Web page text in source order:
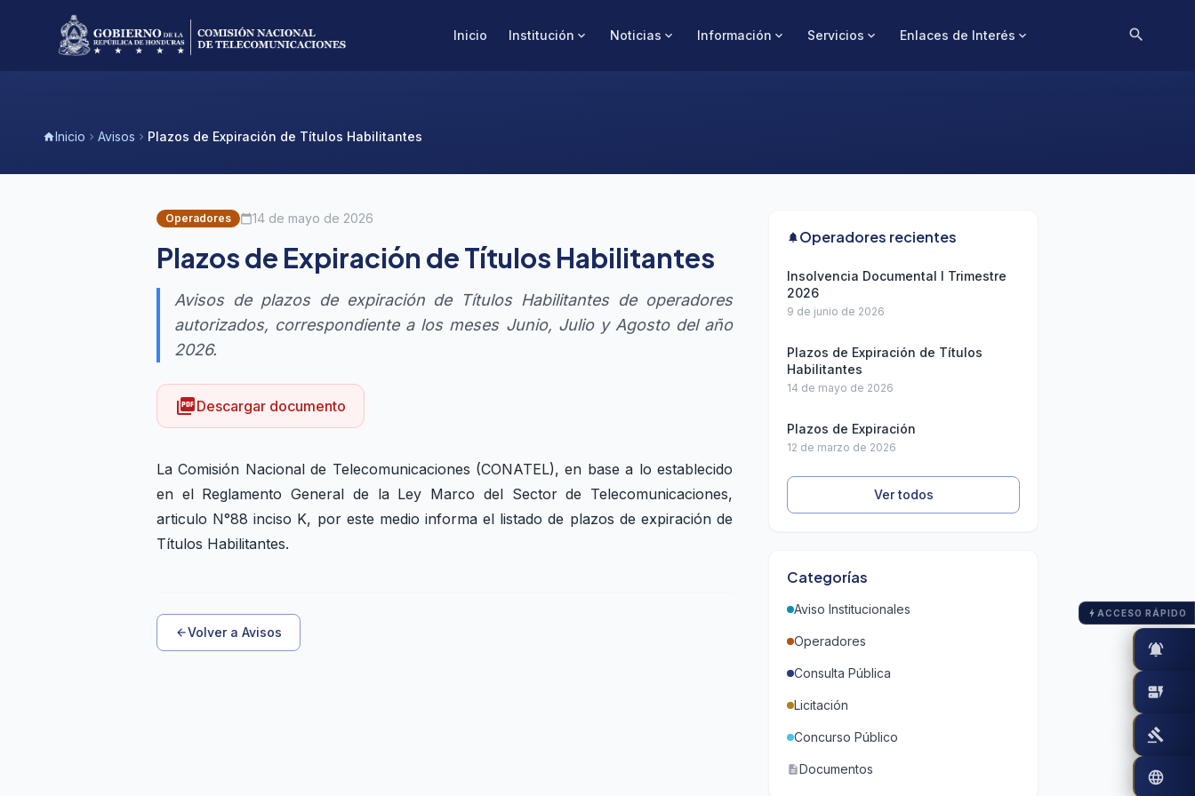
Inicio Institución expand_more Noticias expand_more Información expand_more Servicios expand_more Enlaces de Interés expand_more search
homeInicio chevron_right Avisos chevron_right Plazos de Expiración de Títulos Habilitantes
Operadores calendar_today14 de mayo de 2026
Plazos de Expiración de Títulos Habilitantes
Avisos de plazos de expiración de Títulos Habilitantes de operadores
autorizados, correspondiente a los meses Junio, Julio y Agosto del año
2026.
picture_as_pdfDescargar documento
La Comisión Nacional de Telecomunicaciones (CONATEL), en base a lo establecido
en el Reglamento General de la Ley Marco del Sector de Telecomunicaciones,
articulo N°88 inciso K, por este medio informa el listado de plazos de expiración de
Títulos Habilitantes.
arrow_backVolver a Avisos
notifications Operadores recientes
Insolvencia Documental I Trimestre
2026
9 de junio de 2026
Plazos de Expiración de Títulos
Habilitantes
14 de mayo de 2026
Plazos de Expiración
12 de marzo de 2026
Ver todos
Categorías
Aviso Institucionales
Operadores
Consulta Pública
Licitación
Concurso Público
descriptionDocumentos
bolt ACCESO RÁPIDO
notifications_active
dynamic_form
gavel
language